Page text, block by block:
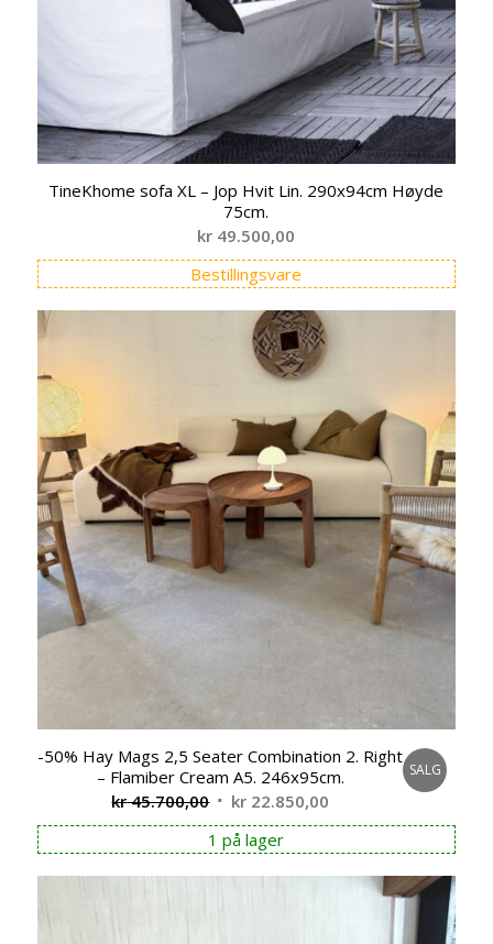
TineKhome sofa XL – Jop Hvit Lin. 290x94cm Høyde
75cm.
kr 49.500,00
Bestillingsvare
-50% Hay Mags 2,5 Seater Combination 2. Right
– Flamiber Cream A5. 246x95cm.
kr45.700,00 Opprinnelig
pris
var:
kr 45.700,00.
kr 22.850,00 Nåværende
pris
er:
kr 22.850,00.
SALG
1 på lager